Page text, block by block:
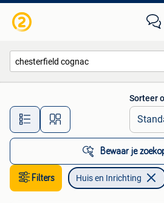
Alle afstanden…
Sorteer
Bewaar je
Filters Huis en Inrichting